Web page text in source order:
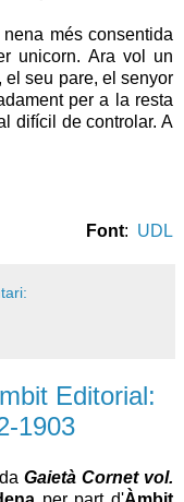
nena més consentida
unicorn. Ara vol un
el seu pare, el senyor
per a la resta
difícil de controlar. A
Font: UDL
Editorial:
1903
Gaietà Cornet vol.